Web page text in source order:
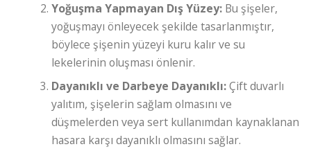
Yoğuşma Yapmayan Dış Yüzey: Bu şişeler,
yoğuşmayı önleyecek şekilde tasarlanmıştır,
böylece şişenin yüzeyi kuru kalır ve su
lekelerinin oluşması önlenir.
Dayanıklı ve Darbeye Dayanıklı:Çift duvarlı
yalıtım, şişelerin sağlam olmasını ve
düşmelerden veya sert kullanımdan kaynaklanan
hasara karşı dayanıklı olmasını sağlar.